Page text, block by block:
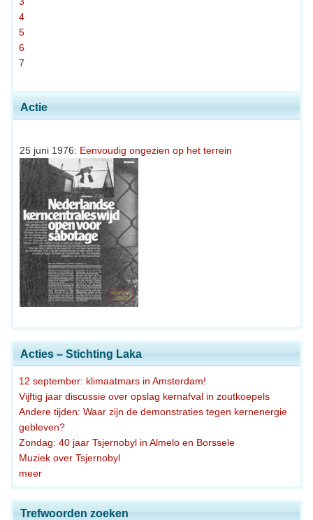
Actie
25 juni 1976: Eenvoudig ongezien op het terrein
Acties – Stichting Laka
12 september: klimaatmars in Amsterdam!
Vijftig jaar discussie over opslag kernafval in zoutkoepels
Andere tijden: Waar zijn de demonstraties tegen kernenergie
gebleven?
Zondag: 40 jaar Tsjernobyl in Almelo en Borssele
Muziek over Tsjernobyl
meer
4
5
6
7
Trefwoorden zoeken